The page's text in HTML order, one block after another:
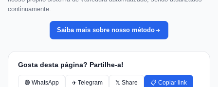
continuamente.
Saiba mais sobre nosso método
Gosta desta página? Partilhe-a!
🟢 WhatsApp ✈️ Telegram 𝕏 Share 📋 Copiar link